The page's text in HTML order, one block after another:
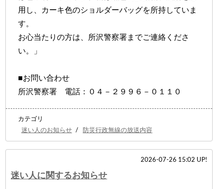
用し、カーキ色のショルダーバッグを所持していま
す。
お心当たりの方は、所沢警察署までご連絡くださ
い。」
■お問い合わせ
所沢警察署 電話：０４－２９９６－０１１０
カテゴリ
迷い人のお知らせ / 防災行政無線の放送内容
2026-07-26 15:02 UP!
迷い人に関するお知らせ